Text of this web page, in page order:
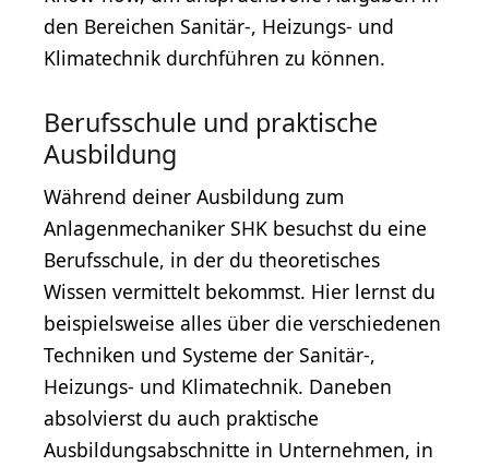
den Bereichen Sanitär-, Heizungs- und
Klimatechnik durchführen zu können.
Berufsschule und praktische
Ausbildung
Während deiner Ausbildung zum
Anlagenmechaniker SHK besuchst du eine
Berufsschule, in der du theoretisches
Wissen vermittelt bekommst. Hier lernst du
beispielsweise alles über die verschiedenen
Techniken und Systeme der Sanitär-,
Heizungs- und Klimatechnik. Daneben
absolvierst du auch praktische
Ausbildungsabschnitte in Unternehmen, in